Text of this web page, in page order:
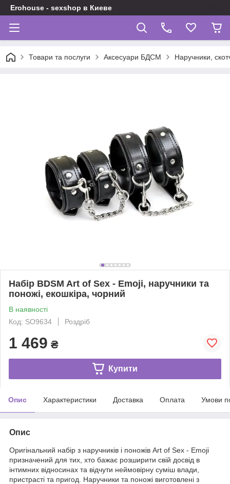
Erohouse - sexshop в Киеве
Товари та послуги Аксесуари БДСМ Наручники,
Набір BDSM Art of Sex - Emoji, наручники та
поножі, екошкіра, чорний
В наявності
Код: SO9634
Роздріб
1 469 ₴
Купити
Опис Характеристики Доставка Оплата Умови
Опис
Оригінальний набір з наручників і поножів Art of Sex - Emoji
призначений для тих, хто бажає розширити свій досвід в
інтимних відносинах та відчути неймовірну суміш влади,
пристрасті та пригод. Наручники та поножі виготовлені з